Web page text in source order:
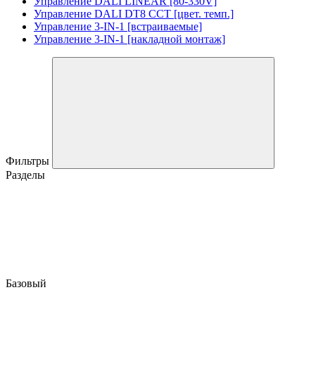
Управление DALI DT8 CCT [цвет. темп.]
Управление 3-IN-1 [встраиваемые]
Управление 3-IN-1 [накладной монтаж]
Фильтры
Разделы
Базовый